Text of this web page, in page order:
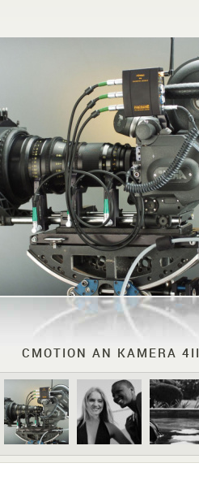
CMOTION AN KAMERA 4II